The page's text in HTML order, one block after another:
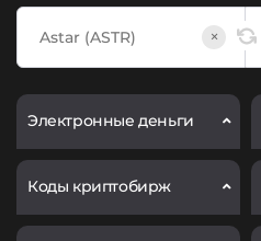
×
Электронные деньги
Коды криптобирж